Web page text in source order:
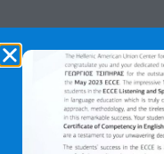
για